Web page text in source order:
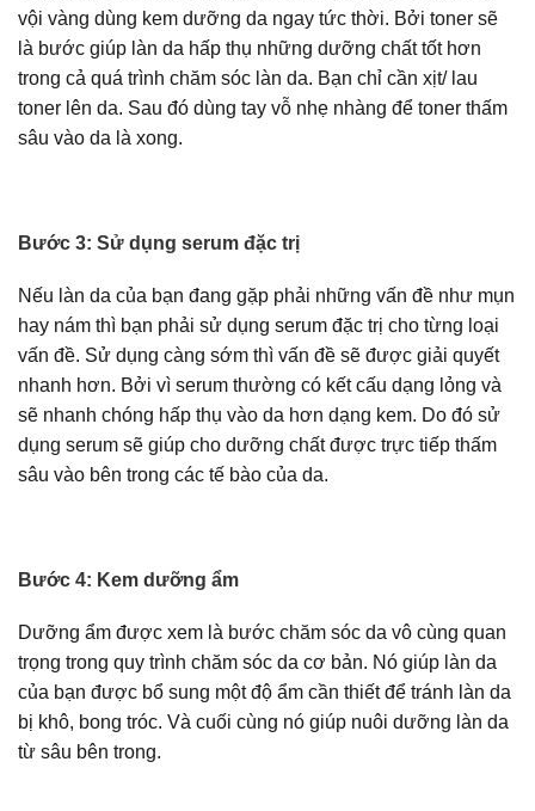
vội vàng dùng kem dưỡng da ngay tức thời. Bởi toner sẽ
là bước giúp làn da hấp thụ những dưỡng chất tốt hơn
trong cả quá trình chăm sóc làn da. Bạn chỉ cần xịt/ lau
toner lên da. Sau đó dùng tay vỗ nhẹ nhàng để toner thấm
sâu vào da là xong.
Bước 3: Sử dụng serum đặc trị
Nếu làn da của bạn đang gặp phải những vấn đề như mụn
hay nám thì bạn phải sử dụng serum đặc trị cho từng loại
vấn đề. Sử dụng càng sớm thì vấn đề sẽ được giải quyết
nhanh hơn. Bởi vì serum thường có kết cấu dạng lỏng và
sẽ nhanh chóng hấp thụ vào da hơn dạng kem. Do đó sử
dụng serum sẽ giúp cho dưỡng chất được trực tiếp thấm
sâu vào bên trong các tế bào của da.
Bước 4: Kem dưỡng ẩm
Dưỡng ẩm được xem là bước chăm sóc da vô cùng quan
trọng trong quy trình chăm sóc da cơ bản. Nó giúp làn da
của bạn được bổ sung một độ ẩm cần thiết để tránh làn da
bị khô, bong tróc. Và cuối cùng nó giúp nuôi dưỡng làn da
từ sâu bên trong.